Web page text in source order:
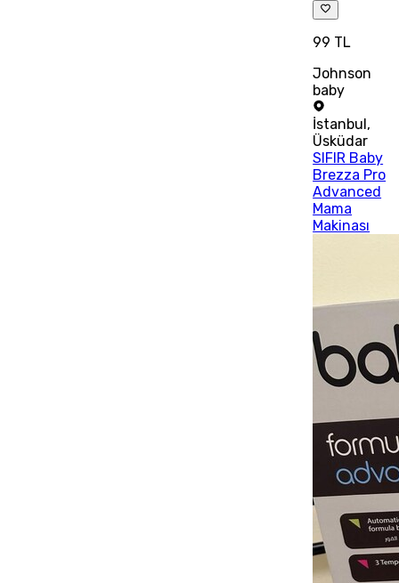
99 TL
Johnson
baby
İstanbul,
Üsküdar
SIFIR Baby
Brezza Pro
Advanced
Mama
Makinası